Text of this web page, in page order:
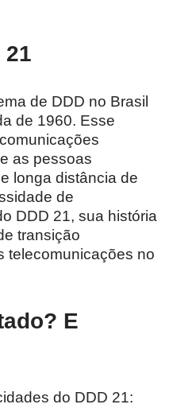
21
de DDD no Brasil
de 1960. Esse
as pessoas
longa distância de
de
DDD 21, sua história
transição
telecomunicações no
E
do DDD 21: